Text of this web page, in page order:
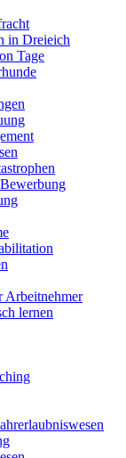
in Dreieich
Tage
Arbeitnehmer
lernen